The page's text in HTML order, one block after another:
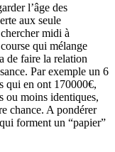
l’âge des
aux seule
midi à
qui mélange
de faire la relation
Par exemple un 6
qui en ont 170000€,
ou moins identiques,
chance. A pondérer
forment un “papier”